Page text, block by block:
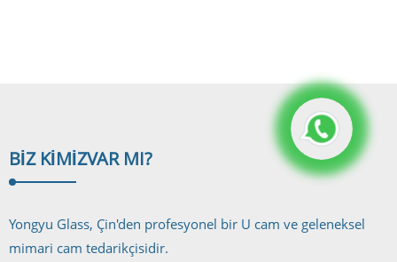
BIZ KIMIZVAR MI?
Yongyu Glass, Çin'den profesyonel bir U cam ve geleneksel
mimari cam tedarikçisidir.